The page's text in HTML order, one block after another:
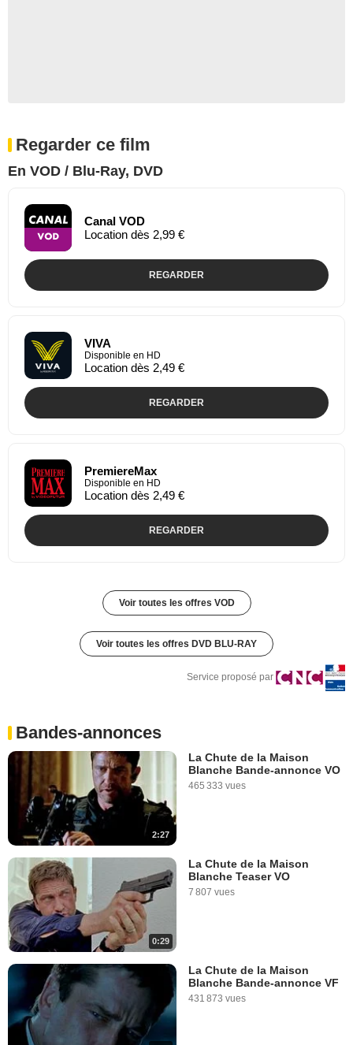
Regarder ce film
En VOD / Blu-Ray, DVD
Canal VOD
Location dès 2,99 €
REGARDER
VIVA
Disponible en HD
Location dès 2,49 €
REGARDER
PremiereMax
Disponible en HD
Location dès 2,49 €
REGARDER
Voir toutes les offres VOD
Voir toutes les offres DVD BLU-RAY
Service proposé par
Bandes-annonces
2:27
La Chute de la Maison
Blanche Bande-annonce VO
465 333 vues
0:29
La Chute de la Maison
Blanche Teaser VO
7 807 vues
La Chute de la Maison
Blanche Bande-annonce VF
431 873 vues